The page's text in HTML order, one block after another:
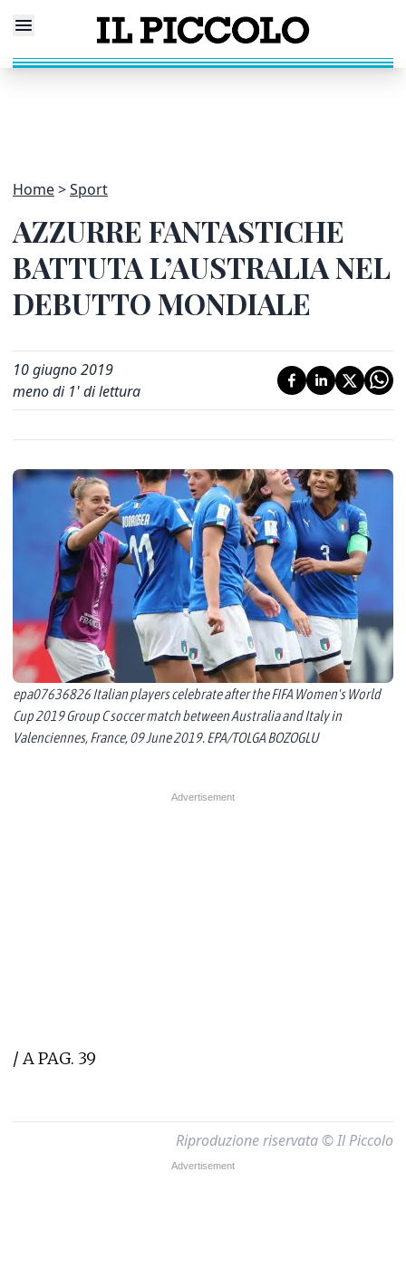
Home Sport
AZZURRE FANTASTICHE
BATTUTA L’AUSTRALIA NEL
DEBUTTO MONDIALE
10 giugno 2019
meno di 1' di lettura
epa07636826 Italian players celebrate after the FIFA Women's World
Cup 2019 Group C soccer match between Australia and Italy in
Valenciennes, France, 09 June 2019. EPA/TOLGA BOZOGLU
/ A PAG. 39
Riproduzione riservata © Il Piccolo